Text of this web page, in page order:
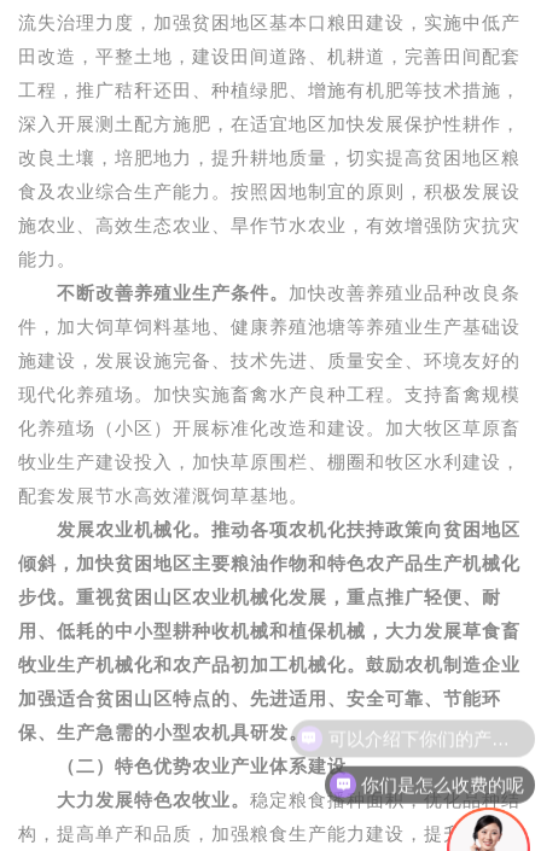
流失治理力度，加强贫困地区基本口粮田建设，实施中低产
田改造，平整土地，建设田间道路、机耕道，完善田间配套
工程，推广秸秆还田、种植绿肥、增施有机肥等技术措施，
深入开展测土配方施肥，在适宜地区加快发展保护性耕作，
改良土壤，培肥地力，提升耕地质量，切实提高贫困地区粮
食及农业综合生产能力。按照因地制宜的原则，积极发展设
施农业、高效生态农业、旱作节水农业，有效增强防灾抗灾
能力。
不断改善养殖业生产条件。 加快改善养殖业品种改良条
件，加大饲草饲料基地、健康养殖池塘等养殖业生产基础设
施建设，发展设施完备、技术先进、质量安全、环境友好的
现代化养殖场。加快实施畜禽水产良种工程。支持畜禽规模
化养殖场（小区）开展标准化改造和建设。加大牧区草原畜
牧业生产建设投入，加快草原围栏、棚圈和牧区水利建设，
配套发展节水高效灌溉饲草基地。
发展农业机械化。推动各项农机化扶持政策向贫困地区
倾斜，加快贫困地区主要粮油作物和特色农产品生产机械化
步伐。重视贫困山区农业机械化发展，重点推广轻便、耐
用、低耗的中小型耕种收机械和植保机械，大力发展草食畜
牧业生产机械化和农产品初加工机械化。鼓励农机制造企业
加强适合贫困山区特点的、先进适用、安全可靠、节能环
保、生产急需的小型农机具研发。
（二）特色优势农业产业体系建设
大力发展特色农牧业。 稳定粮食播种面积，优化品种结
构，提高单产和品质，加强粮食生产能力建设，提升贫困地
你们是怎么收费的呢